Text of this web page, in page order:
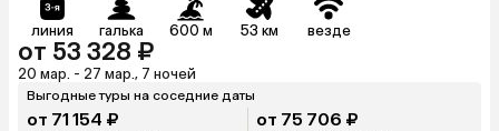
линия галька 600 м 53 км везде
от 53 328 ₽
20 мар. - 27 мар., 7 ночей
Выгодные туры на соседние даты
от 71 154 ₽ от 75 706 ₽